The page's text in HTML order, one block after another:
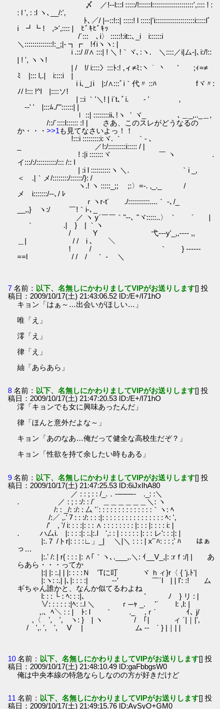
〆 ／!-‐l:::l :::::/!::::::l:::::::::::::::::::::',:::: ! :
: l ', : :l ヽ､__/:',
ﾄ､／/ |-‐::!::| :::::! l :::::|'i::::::::::::::::::::i:::::lﾞ
i ┛┗ ! ,>',:::: | ﾋﾞｷﾋﾞｷｯ
/´:::ゝ､i〉 :::::!:it::､_i i::::::i
＼::::::::::::::!:_;|- ┓┏ !ｲiヽヽ: |
i .::/ //∧ :::| ! ＼ !｀ヾ､:ヽ. ＼::::／i|ム‐|､i:/!::
| ! ', ヽヽ!
| / !/ i::::〉:::ﾄ:! ,ィ≠ﾐ:ヽ｀ 丶 ' ゞ;ｨ=≠
ﾐゝ|::: l,.| i::::i |
i i､_｣i |:/∧:::ﾞi｀代〃 ::ﾊ fヾ〃:
ﾉ/ !::: !^l |::::ソ!
| ::i ｀'＼! | i´t､ﾞi. ゝ- ' ,
ゞ-‐' ' |:::ﾑ./'"::::::| |
ｌ ::| ::::::::ii､!ヽ ｀ヾ_ゝ ､＿_,.._＿,
/::/´::::l:::::: :! | さあ、このスレがどうなるの
か・・・>>1も見てなさいよっ！！
!:::i :::::::::i:ヾ. ｀ ｀‐ ､
_ ／!:/:::::::::i::::: / |
! :|i :::::::ヾ ゝ ￣ ヽ .
イ:::/:/::::::::::/::: /:: l
| :i l ::::::::::ヽ ＼. ｀i _,
＜ .|｀メ/::::::::/::::::/}: /
ヽ.! ヽ :::::_;; ゝ;:〉=-. ,_._ /
メ i:::::::/‐-､/ ﾚ
ｒヽr‐t´ ./:::::::::::....｀ ‐､/_
__,,} ヽ:/ ￣!｀i‐､_
／ ヽ y´￣￣｀"‐-､ "ヾ:::::..〉 ｀ ´ |
｀ .| } | ｀ヽ
/ Y 弋‐--y'_,,-‐‐- ,,
＿| / / i ､ ＼
! / ｀ } -‐‐‐--
==l / / / ｀ ‐ ＼
7 名前： 以下、名無しにかわりましてVIPがお送りします[] 投
稿日：2009/10/17(土) 21:43:06.52 ID:/E+/I71hO
キョン「はぁ～…出会いがほしい…」
唯「え」
澪「え」
律「え」
紬「あらあら」
8 名前： 以下、名無しにかわりましてVIPがお送りします[] 投
稿日：2009/10/17(土) 21:47:20.53 ID:/E+/I71hO
澪「キョンでも女に興味あったんだ」
律「ほんと意外だよな～」
キョン「あのなあ…俺だって健全な高校生だぞ？」
キョン「性欲を持て余したい時もある」
9 名前： 以下、名無しにかわりましてVIPがお送りします[] 投
稿日：2009/10/17(土) 21:47:25.53 ID:6iJxIhA80
／ : : ; : : /_.．-───- ._: :＼
. ／ : ; : :/: : /´ ＿＿＿＿＿＿＼: ヽ
/: : _/: :/: : 厶 '´: : : : : : : : : : : : : :｀ヽ: ﾍ
/:／ ,.'７: : :/: : : :|: : : : : : : : : : : : : : : : ﾍ: ',
/' , '/ i: : : :|: : : ∧ : : : : : : : : |: : : |: : : : i: |
. ハ厶i. |: : : :|: :.|:.l ',: : | : : : : : |: : : レ': : :|: |
|:.７ /トr|: : : :∟」_| ＼|＼ : : : | x'´ﾊ: : : ;' ﾊ はぁ
っ…
|:.' /: | r{ : : : |: ∧｢｀ヽ､.___,.＼: ｲ__V_,|: :rｆ:/| | あ
らあら・・・ってか
|:| |: :.| | |: : : :Ｎ 'Tに叮 ヾ ｈィ}r〈 { 'j.ﾄ'|
|:ヽ: :.| |､|: : : :| ゞ-‐’ ￣´l | | l': :! ム
ギちゃん誰かと、なんか似てるわよね
l: : : └ : ﾍ: : :|、 ' ﾉ } リ : |
∨: : : : : :|ﾍ: :.l ＼ ｒ─ｬ _. '´ l: ,l: |
,.、ﾍ＼ : : | ﾄ: l ｀ ._ ,ｒ´ ｲ､ j/
,〈 ', ', ヽ: } | ヽ / ｢| ィ ´|｜|',
/ ',. ', ', V | ム -‐ ´ } |｜| |
10 名前： 以下、名無しにかわりましてVIPがお送りします[] 投
稿日：2009/10/17(土) 21:48:10.49 ID:gaFbbgsW0
俺は中央本線の特急ならしなのの方が好きだけど
11 名前： 以下、名無しにかわりましてVIPがお送りします[] 投
稿日：2009/10/17(土) 21:49:15.76 ID:AySyO+GM0